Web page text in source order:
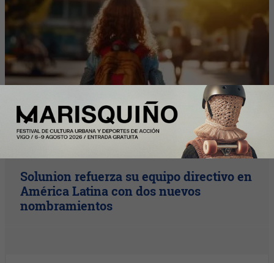
InfoArgentinos
Solunion refuerza su equipo directivo en
América Latina con dos nuevos
nombramientos